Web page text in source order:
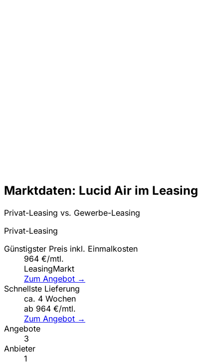
Marktdaten: Lucid Air im Leasing
Privat-Leasing vs. Gewerbe-Leasing
Privat-Leasing
Günstigster Preis inkl. Einmalkosten
964 €/mtl.
LeasingMarkt
Zum Angebot →
Schnellste Lieferung
ca. 4 Wochen
ab 964 €/mtl.
Zum Angebot →
Angebote
3
Anbieter
1